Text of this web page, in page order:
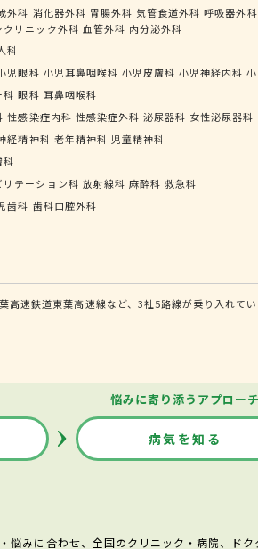
外科 消化器外科 胃腸外科 気管食道外科 呼吸器外科
クリニック外科 血管外科 内分泌外科
科
児眼科 小児耳鼻咽喉科 小児皮膚科 小児神経内科
科 眼科 耳鼻咽喉科
性感染症内科 性感染症外科 泌尿器科 女性泌尿器科
経精神科 老年精神科 児童精神科
科
リテーション科 放射線科 麻酔科 救急科
歯科 歯科口腔外科
速鉄道東葉高速線など、3社5路線が乗り入れて
悩みに寄り添うアプローチ
病気を知る
悩みに合わせ、全国のクリニック・病院、ド